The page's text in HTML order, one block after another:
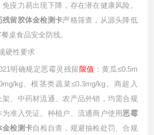
疫力易出现下降，存在潜在健康风险。
残留胶体金检测卡严格筛查，从源头降低
桌食品安全防线。
硬性要求
明确规定恶霉灵残留 限值 ：黄瓜≤0.5m
kg、根茎类蔬菜≤0.3mg/kg。商超入
架、中药材流通、农产品外销，均需合规
为准入凭证。种植户、流通商户使用恶霉
金检测卡自检自查，规避抽检处罚、合规